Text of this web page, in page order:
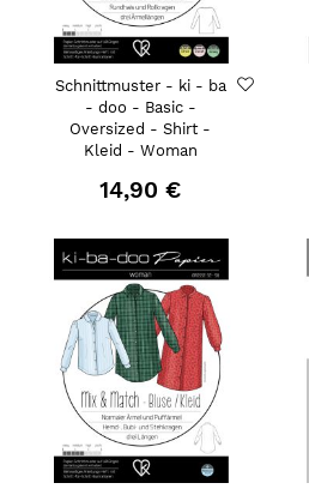
Schnittmuster - ki - ba
- doo - Basic -
Oversized - Shirt -
Kleid - Woman
14,90 €